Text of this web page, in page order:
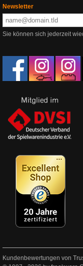
Newsletter
Sie können sich jederzeit
Kundenbewertungen von